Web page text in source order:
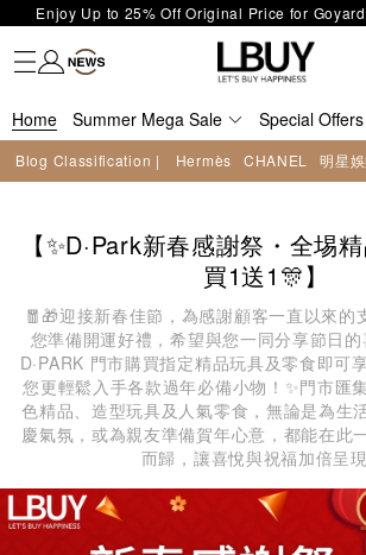
Enjoy Up to 25% Off Original Price for
Limited Edition!
LBuy Exclusive : Hermès / Chanel handbags
off—shop now!
LBuy Nintendo Switch / Nintendo Switch 2
MOKO shop 175, 1/F!
Important Notice: Prevent Fraud for Bank
Free Delivery over
LBuy receives Hong Kong IPD's 2026 'No
Fashion
Trendy brand
Kidswear
Beauty
Fragrance
Personal Care
Mother Care & Baby
Games and fine toys
Stationery
Home Living
Electronics
Food
Health Care
Outdoor
Home Summer Mega Sale Special Offers
Blog Classification | Hermès CHANEL 明星
【✨D·Park新春感謝祭・全埸
買1送1🎊】
🧧🎁迎接新春佳節，為感謝顧客一直以來的
您準備開運好禮，希望與您一同分享節日
D·PARK 門市購買指定精品玩具及零食即可
您更輕鬆入手各款過年必備小物！✨門市匯
色精品、造型玩具及人氣零食，無論是為生
慶氣氛，或為親友準備賀年心意，都能在此
而歸，讓喜悅與祝福加倍呈